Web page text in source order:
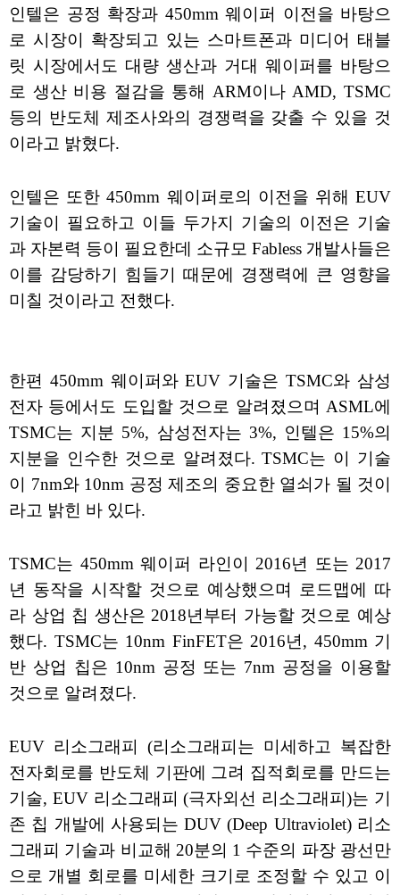
인텔은 공정 확장과 450mm 웨이퍼 이전을 바탕으
로 시장이 확장되고 있는 스마트폰과 미디어 태블
릿 시장에서도 대량 생산과 거대 웨이퍼를 바탕으
로 생산 비용 절감을 통해 ARM이나 AMD, TSMC
등의 반도체 제조사와의 경쟁력을 갖출 수 있을 것
이라고 밝혔다.
인텔은 또한 450mm 웨이퍼로의 이전을 위해 EUV
기술이 필요하고 이들 두가지 기술의 이전은 기술
과 자본력 등이 필요한데 소규모 Fabless 개발사들은
이를 감당하기 힘들기 때문에 경쟁력에 큰 영향을
미칠 것이라고 전했다.
한편 450mm 웨이퍼와 EUV 기술은 TSMC와 삼성
전자 등에서도 도입할 것으로 알려졌으며 ASML에
TSMC는 지분 5%, 삼성전자는 3%, 인텔은 15%의
지분을 인수한 것으로 알려졌다. TSMC는 이 기술
이 7nm와 10nm 공정 제조의 중요한 열쇠가 될 것이
라고 밝힌 바 있다.
TSMC는 450mm 웨이퍼 라인이 2016년 또는 2017
년 동작을 시작할 것으로 예상했으며 로드맵에 따
라 상업 칩 생산은 2018년부터 가능할 것으로 예상
했다. TSMC는 10nm FinFET은 2016년, 450mm 기
반 상업 칩은 10nm 공정 또는 7nm 공정을 이용할
것으로 알려졌다.
EUV 리소그래피 (리소그래피는 미세하고 복잡한
전자회로를 반도체 기판에 그려 집적회로를 만드는
기술, EUV 리소그래피 (극자외선 리소그래피)는 기
존 칩 개발에 사용되는 DUV (Deep Ultraviolet) 리소
그래피 기술과 비교해 20분의 1 수준의 파장 광선만
으로 개별 회로를 미세한 크기로 조정할 수 있고 이